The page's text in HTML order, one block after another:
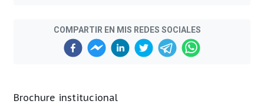
COMPARTIR EN MIS REDES SOCIALES
Brochure institucional